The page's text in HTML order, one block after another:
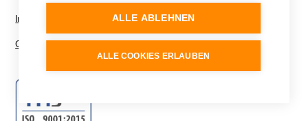
Impressum
Cookie Einstellungen
ALLE ABLEHNEN
ALLE COOKIES ERLAUBEN